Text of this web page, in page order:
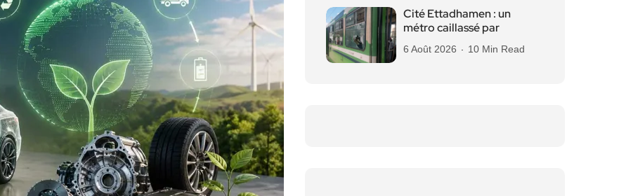
Cité Ettadhamen : un
métro caillassé par
6 Août 2026 10 Min Read